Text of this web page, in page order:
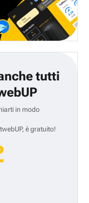
tutti
in modo
è gratuito!